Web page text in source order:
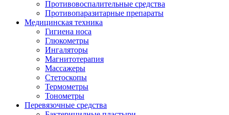
Противовоспалительные средства
Противопаразитарные препараты
Медицинская техника
Гигиена носа
Глюкометры
Ингаляторы
Магнитотерапия
Массажеры
Стетоскопы
Термометры
Тонометры
Перевязочные средства